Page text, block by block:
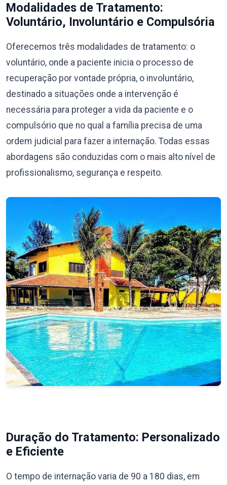
Modalidades de Tratamento:
Voluntário, Involuntário e Compulsória
Oferecemos três modalidades de tratamento: o
voluntário, onde a paciente inicia o processo de
recuperação por vontade própria, o involuntário,
destinado a situações onde a intervenção é
necessária para proteger a vida da paciente e o
compulsório que no qual a família precisa de uma
ordem judicial para fazer a internação. Todas essas
abordagens são conduzidas com o mais alto nível de
profissionalismo, segurança e respeito.
Duração do Tratamento: Personalizado
e Eficiente
O tempo de internação varia de 90 a 180 dias, em